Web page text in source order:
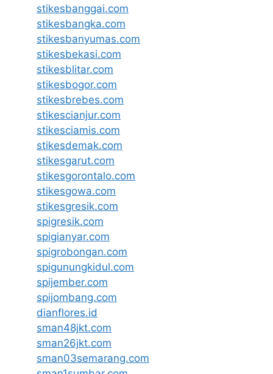
stikesbanggai.com
stikesbangka.com
stikesbanyumas.com
stikesbekasi.com
stikesblitar.com
stikesbogor.com
stikesbrebes.com
stikescianjur.com
stikesciamis.com
stikesdemak.com
stikesgarut.com
stikesgorontalo.com
stikesgowa.com
stikesgresik.com
spigresik.com
spigianyar.com
spigrobongan.com
spigunungkidul.com
spijember.com
spijombang.com
dianflores.id
sman48jkt.com
sman26jkt.com
sman03semarang.com